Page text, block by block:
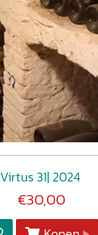
Virtus 31| 2024
€30,00